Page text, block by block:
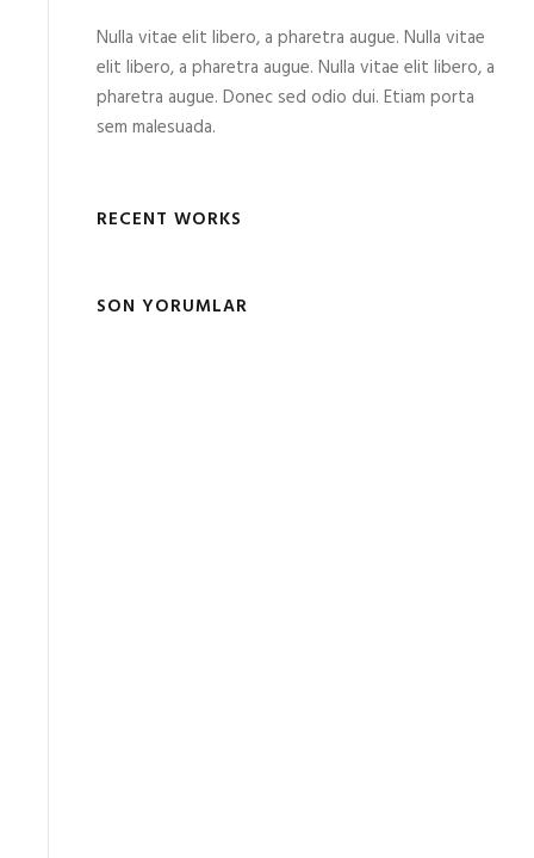
Nulla vitae elit libero, a pharetra augue. Nulla vitae
elit libero, a pharetra augue. Nulla vitae elit libero, a
pharetra augue. Donec sed odio dui. Etiam porta
sem malesuada.
RECENT WORKS
SON YORUMLAR